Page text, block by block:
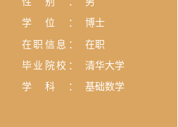
学位：
博士
在职信息：
在职
毕业院校：
清华大学
学科：
基础数学